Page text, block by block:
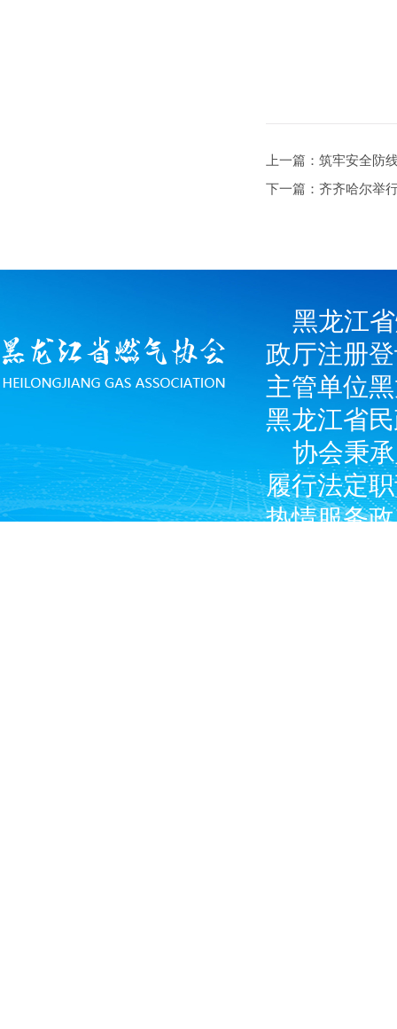
上一篇：筑牢安全防
下一篇：齐齐哈尔举
黑龙江
政厅注册
主管单位
黑龙江省
协会秉
履行法定
热情服务